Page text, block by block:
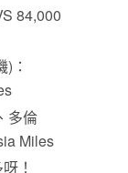
84,000
：
多倫
Miles
！